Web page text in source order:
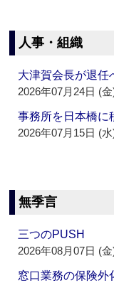
人事・組織
大津賀会長が退
2026年07月24日 (金
事務所を日本橋
2026年07月15日 (水
無季言
三つのPUSH
2026年08月07日 (金
窓口業務の保険外